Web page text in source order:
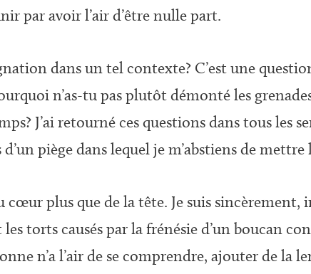
par avoir l’air d’être nulle part.
dans un tel contexte? C’est une
n’as-tu pas plutôt démonté les
J’ai retourné ces questions dans tous les
piège dans lequel je m’abstiens de mettre
plus que de la tête. Je suis sincèrement,
torts causés par la frénésie d’un boucan
n’a l’air de se comprendre, ajouter de la